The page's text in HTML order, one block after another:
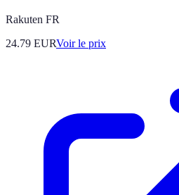
Rakuten FR
24.79 EURVoir le prix